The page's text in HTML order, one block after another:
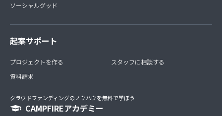
ソーシャルグッド
起案サポート
プロジェクトを作る
資料請求
スタッフに相談する
クラウドファンディングのノウハウを無料で学ぼう
CAMPFIREアカデミー